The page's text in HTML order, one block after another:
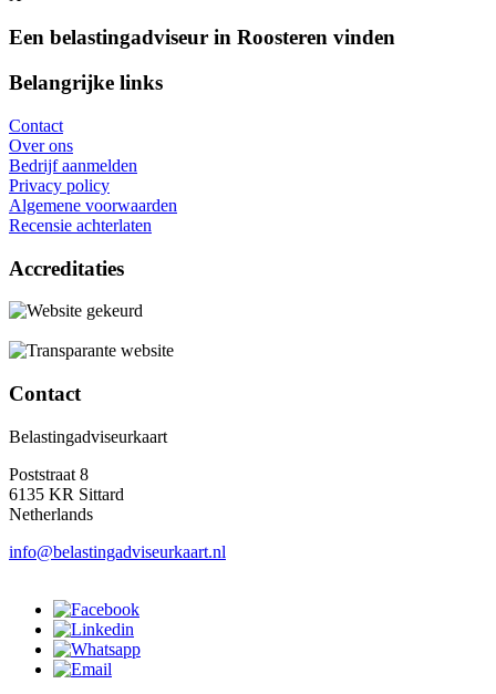
Een belastingadviseur in Roosteren vinden
Belangrijke links
Contact
Over ons
Bedrijf aanmelden
Privacy policy
Algemene voorwaarden
Recensie achterlaten
Accreditaties
Contact
Belastingadviseurkaart
Poststraat 8
6135 KR Sittard
Netherlands
info@belastingadviseurkaart.nl